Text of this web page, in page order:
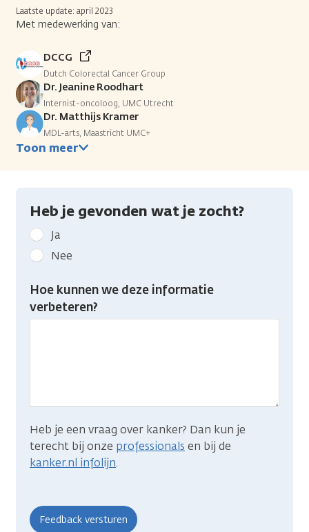
Laatste update: april 2023
Met medewerking van:
DCCG
Dutch Colorectal Cancer Group
Dr. Jeanine Roodhart
Internist-oncoloog, UMC Utrecht
Dr. Matthijs Kramer
MDL-arts, Maastricht UMC+
Toon meer
Heb je gevonden wat je zocht?
Geef
kanker.nl
feedback:
Heb
gevonden
Ja
Nee
Hoe kunnen we deze informatie
verbeteren?
Heb je een vraag over kanker? Dan kun je
terecht bij onze professionals en bij de
kanker.nl infolijn.